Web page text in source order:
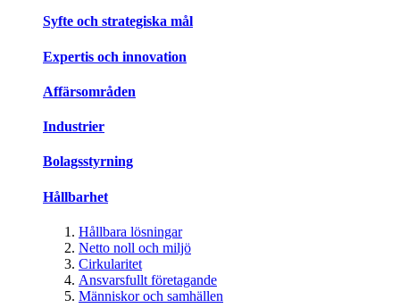
Syfte och strategiska mål
Expertis och innovation
Affärsområden
Industrier
Bolagsstyrning
Hållbarhet
Hållbara lösningar
Netto noll och miljö
Cirkularitet
Ansvarsfullt företagande
Människor och samhällen